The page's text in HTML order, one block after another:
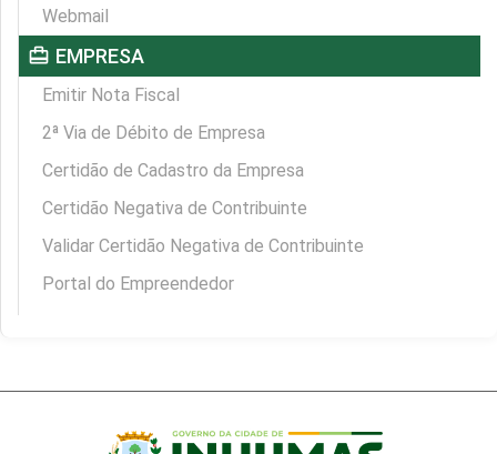
Webmail
card_travel EMPRESA
Emitir Nota Fiscal
2ª Via de Débito de Empresa
Certidão de Cadastro da Empresa
Certidão Negativa de Contribuinte
Validar Certidão Negativa de Contribuinte
Portal do Empreendedor